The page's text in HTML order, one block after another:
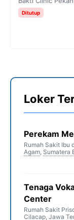
Ditutup
Loker
Perekam
Rumah Sakit Ibu
Agam, Sumatera
Tenaga
Center
Rumah Sakit
Cilacap, Jawa